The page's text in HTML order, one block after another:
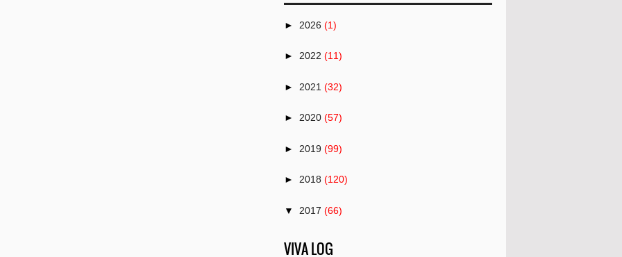
► 2026 (1)
► 2022 (11)
► 2021 (32)
► 2020 (57)
► 2019 (99)
► 2018 (120)
▼ 2017 (66)
VIVA LOG